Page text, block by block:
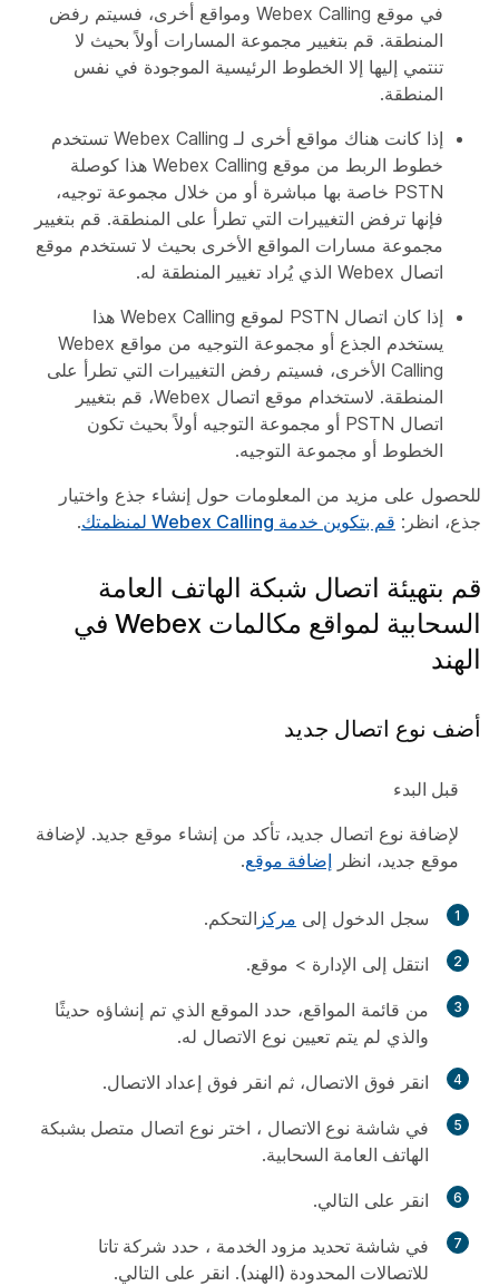
في موقع Webex Calling ومواقع أخرى، فسيتم رفض
المنطقة. قم بتغيير مجموعة المسارات أولاً بحيث لا
تنتمي إليها إلا الخطوط الرئيسية الموجودة في نفس
المنطقة.
إذا كانت هناك مواقع أخرى لـ Webex Calling تستخدم
خطوط الربط من موقع Webex Calling هذا كوصلة
PSTN خاصة بها مباشرة أو من خلال مجموعة توجيه،
فإنها ترفض التغييرات التي تطرأ على المنطقة. قم بتغيير
مجموعة مسارات المواقع الأخرى بحيث لا تستخدم موقع
اتصال Webex الذي يُراد تغيير المنطقة له.
إذا كان اتصال PSTN لموقع Webex Calling هذا
يستخدم الجذع أو مجموعة التوجيه من مواقع Webex
Calling الأخرى، فسيتم رفض التغييرات التي تطرأ على
المنطقة. لاستخدام موقع اتصال Webex، قم بتغيير
اتصال PSTN أو مجموعة التوجيه أولاً بحيث تكون
الخطوط أو مجموعة التوجيه.
للحصول على مزيد من المعلومات حول إنشاء جذع واختيار
جذع، انظر: قم بتكوين خدمة Webex Calling لمنظمتك .
قم بتهيئة اتصال شبكة الهاتف العامة
السحابية لمواقع مكالمات Webex في
الهند
أضف نوع اتصال جديد
قبل البدء
لإضافة نوع اتصال جديد، تأكد من إنشاء موقع جديد. لإضافة
موقع جديد، انظر إضافة موقع.
1 سجل الدخول إلى مركز التحكم.
2 انتقل إلى الإدارة > موقع.
3
من قائمة المواقع، حدد الموقع الذي تم إنشاؤه حديثًا
والذي لم يتم تعيين نوع الاتصال له.
4 انقر فوق الاتصال، ثم انقر فوق إعداد الاتصال.
5 في شاشة نوع الاتصال ، اختر نوع اتصال متصل بشبكة
الهاتف العامة السحابية.
6 انقر على التالي.
7 في شاشة تحديد مزود الخدمة ، حدد شركة تاتا
للاتصالات المحدودة (الهند). انقر على التالي.